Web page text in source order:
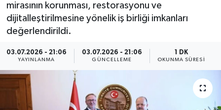
mirasının korunması, restorasyonu ve
dijitalleştirilmesine yönelik iş birliği imkanları
değerlendirildi.
03.07.2026 - 21:06
YAYINLANMA
03.07.2026 - 21:06
GÜNCELLEME
1 DK
OKUNMA SÜRESI
Daday Haberleri
Doğanyurt Haberleri
Hanönü Haberleri